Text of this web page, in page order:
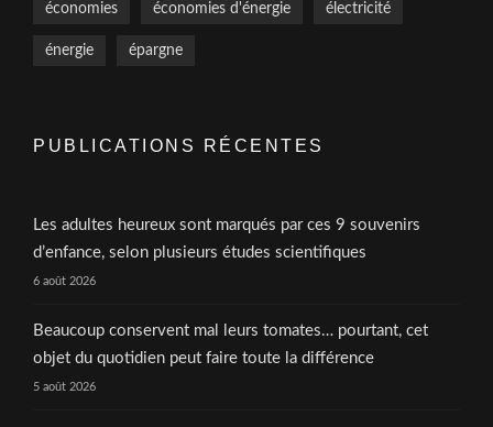
économies économies d'énergie électricité
énergie épargne
PUBLICATIONS RÉCENTES
Les adultes heureux sont marqués par ces 9 souvenirs
d’enfance, selon plusieurs études scientifiques
6 août 2026
Beaucoup conservent mal leurs tomates… pourtant, cet
objet du quotidien peut faire toute la différence
5 août 2026